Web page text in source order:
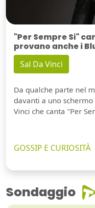
"Per Sempre Si"
provano anche i
Sal Da Vinci
Da qualche parte nel
davanti a uno
Vinci che canta "Per
GOSSIP E CURIOSITÀ
Sondaggio